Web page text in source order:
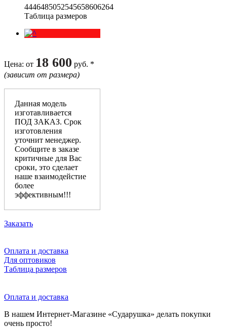
4446485052545658606264
Таблица размеров
Цена: от 18 600 руб. *
(зависит от размера)
Данная модель
изготавливается
ПОД ЗАКАЗ. Срок
изготовления
уточнит менеджер.
Сообщите в заказе
критичные для Вас
сроки, это сделает
наше взаимодейстие
более
эффективным!!!
Заказать
Оплата и доставка
Для оптовиков
Таблица размеров
Оплата и доставка
В нашем Интернет-Магазине «Сударушка» делать покупки
очень просто!